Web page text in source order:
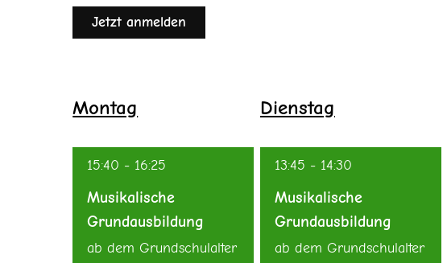
Jetzt anmelden
Montag
15:40 - 16:25
Musikalische
Grundausbildung
ab dem Grundschulalter
Dienstag
13:45 - 14:30
Musikalische
Grundausbildung
ab dem Grundschulalter